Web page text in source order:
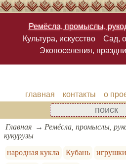
Ремёсла, промыслы,
Культура, искусство
Сад,
Экопоселения,
главная контакты о
Главная Ремёсла, промыслы,
кукурузы
народная кукла
Кубань игрушки